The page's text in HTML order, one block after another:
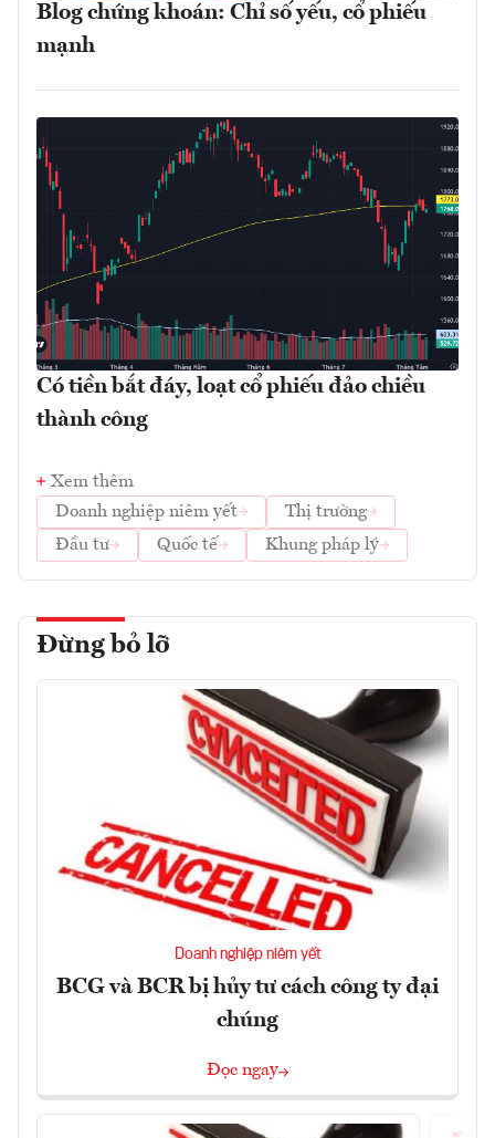
Blog chứng khoán: Chỉ số yếu, cổ phiếu
mạnh
Có tiền bắt đáy, loạt cổ phiếu đảo chiều
thành công
Xem thêm
Doanh nghiệp niêm yết
Thị trường
Đầu tư
Quốc tế Khung pháp lý
Đừng bỏ lỡ
Doanh nghiệp niêm yết
BCG và BCR bị hủy tư cách công ty đại
chúng
Đọc ngay